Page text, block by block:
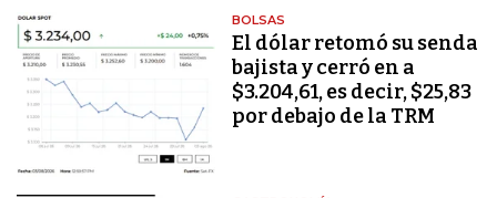
BOLSAS
El dólar retomó su senda
bajista y cerró en a
$3.204,61, es decir, $25,83
por debajo de la TRM